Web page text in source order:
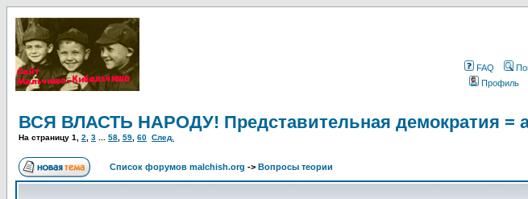
FAQ
Профиль
ВСЯ ВЛАСТЬ НАРОДУ! Представительная демократия =
На страницу 1 2 3 58 59 60 След.
Список форумов malchish.org -> Вопросы теории